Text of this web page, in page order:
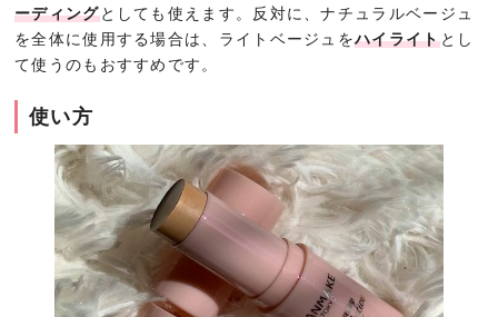
ーディングとしても使えます。反対に、ナチュラルベージュ
を全体に使用する場合は、ライトベージュをハイライトとし
て使うのもおすすめです。
使い方